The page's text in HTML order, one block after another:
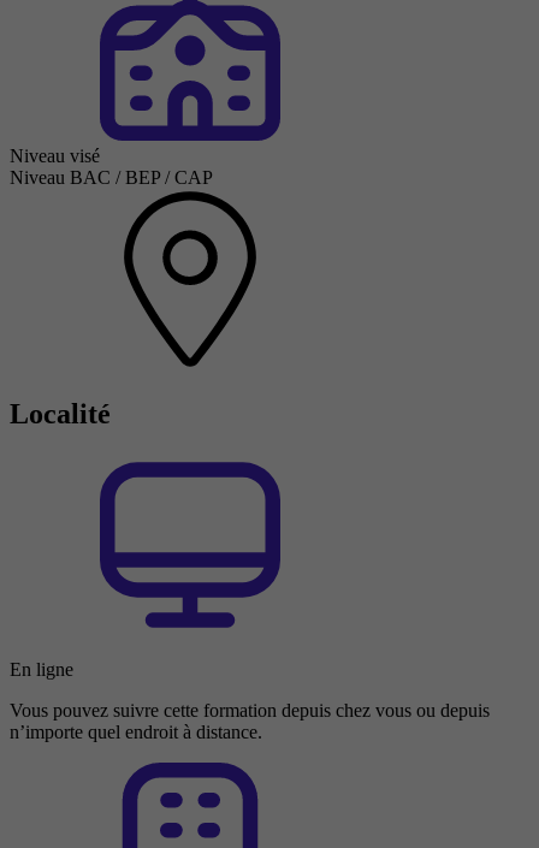
Niveau visé
Niveau BAC / BEP / CAP
Localité
En ligne
Vous pouvez suivre cette formation depuis chez vous ou depuis
n’importe quel endroit à distance.